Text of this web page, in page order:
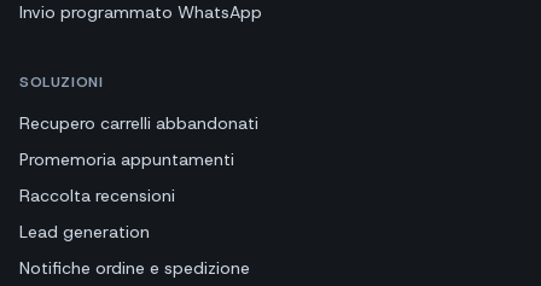
Invio programmato WhatsApp
SOLUZIONI
Recupero carrelli abbandonati
Promemoria appuntamenti
Raccolta recensioni
Lead generation
Notifiche ordine e spedizione